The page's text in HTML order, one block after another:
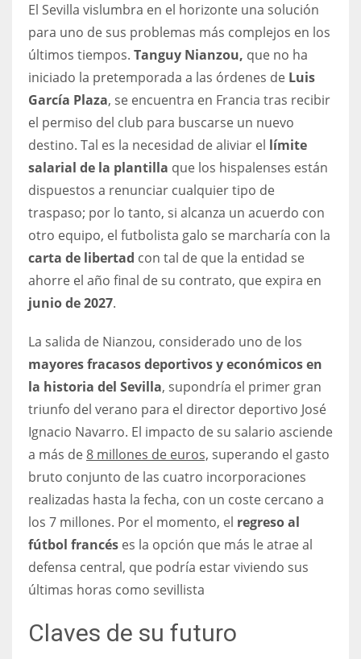
IND
34
MIN
6
20
NE
OAK
19
El Sevilla vislumbra en el horizonte una solución
para uno de sus problemas más complejos en los
últimos tiempos. Tanguy Nianzou, que no ha
iniciado la pretemporada a las órdenes de Luis
García Plaza, se encuentra en Francia tras recibir
el permiso del club para buscarse un nuevo
destino. Tal es la necesidad de aliviar el límite
salarial de la plantilla que los hispalenses están
dispuestos a renunciar cualquier tipo de
traspaso; por lo tanto, si alcanza un acuerdo con
otro equipo, el futbolista galo se marcharía con la
carta de libertad con tal de que la entidad se
ahorre el año final de su contrato, que expira en
junio de 2027.
La salida de Nianzou, considerado uno de los
mayores fracasos deportivos y económicos en
la historia del Sevilla, supondría el primer gran
triunfo del verano para el director deportivo José
Ignacio Navarro. El impacto de su salario asciende
a más de8 millones de euros, superando el gasto
bruto conjunto de las cuatro incorporaciones
realizadas hasta la fecha, con un coste cercano a
los 7 millones. Por el momento, el regreso al
fútbol francés es la opción que más le atrae al
defensa central, que podría estar viviendo sus
últimas horas como sevillista
Claves de su futuro